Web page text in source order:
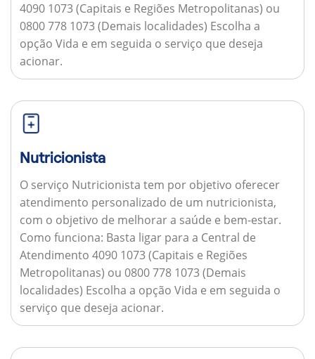
4090 1073 (Capitais e Regiões Metropolitanas) ou
0800 778 1073 (Demais localidades) Escolha a
opção Vida e em seguida o serviço que deseja
acionar.
Nutricionista
O serviço Nutricionista tem por objetivo oferecer
atendimento personalizado de um nutricionista,
com o objetivo de melhorar a saúde e bem-estar.
Como funciona: Basta ligar para a Central de
Atendimento 4090 1073 (Capitais e Regiões
Metropolitanas) ou 0800 778 1073 (Demais
localidades) Escolha a opção Vida e em seguida o
serviço que deseja acionar.